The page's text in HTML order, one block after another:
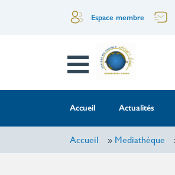
Menu
the
header
Espace membre
Open
Menu
Menu
principale
Accueil Actualités
Accueil Mediathèque